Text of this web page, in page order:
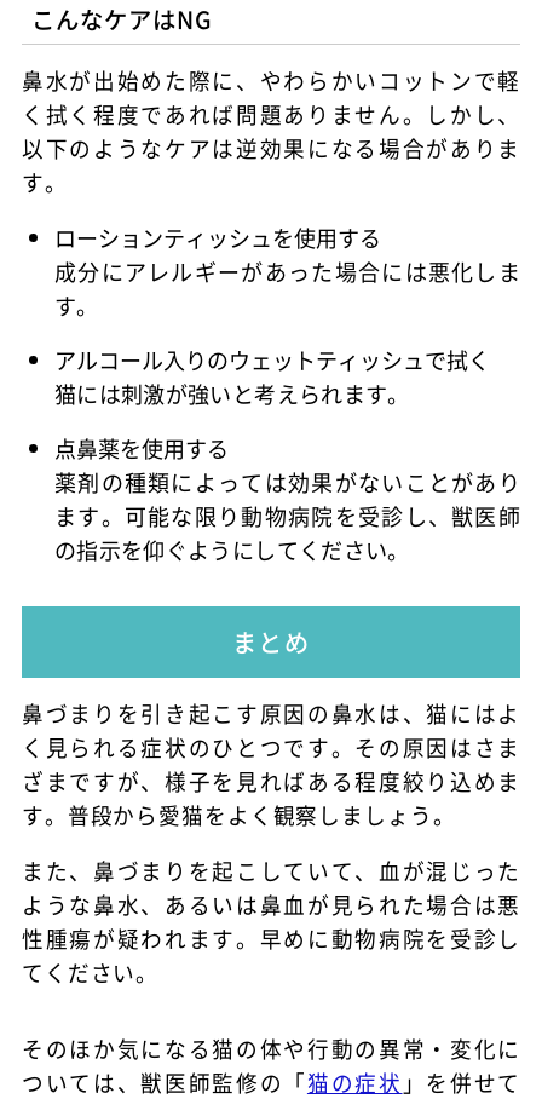
こんなケアはNG
鼻水が出始めた際に、やわらかいコットンで軽
く拭く程度であれば問題ありません。しかし、
以下のようなケアは逆効果になる場合がありま
す。
ローションティッシュを使用する
成分にアレルギーがあった場合には悪化しま
す。
アルコール入りのウェットティッシュで拭く
猫には刺激が強いと考えられます。
点鼻薬を使用する
薬剤の種類によっては効果がないことがあり
ます。可能な限り動物病院を受診し、獣医師
の指示を仰ぐようにしてください。
まとめ
鼻づまりを引き起こす原因の鼻水は、猫にはよ
く見られる症状のひとつです。その原因はさま
ざまですが、様子を見ればある程度絞り込めま
す。普段から愛猫をよく観察しましょう。
また、鼻づまりを起こしていて、血が混じった
ような鼻水、あるいは鼻血が見られた場合は悪
性腫瘍が疑われます。早めに動物病院を受診し
てください。
そのほか気になる猫の体や行動の異常・変化に
ついては、獣医師監修の「猫の症状 」を併せて